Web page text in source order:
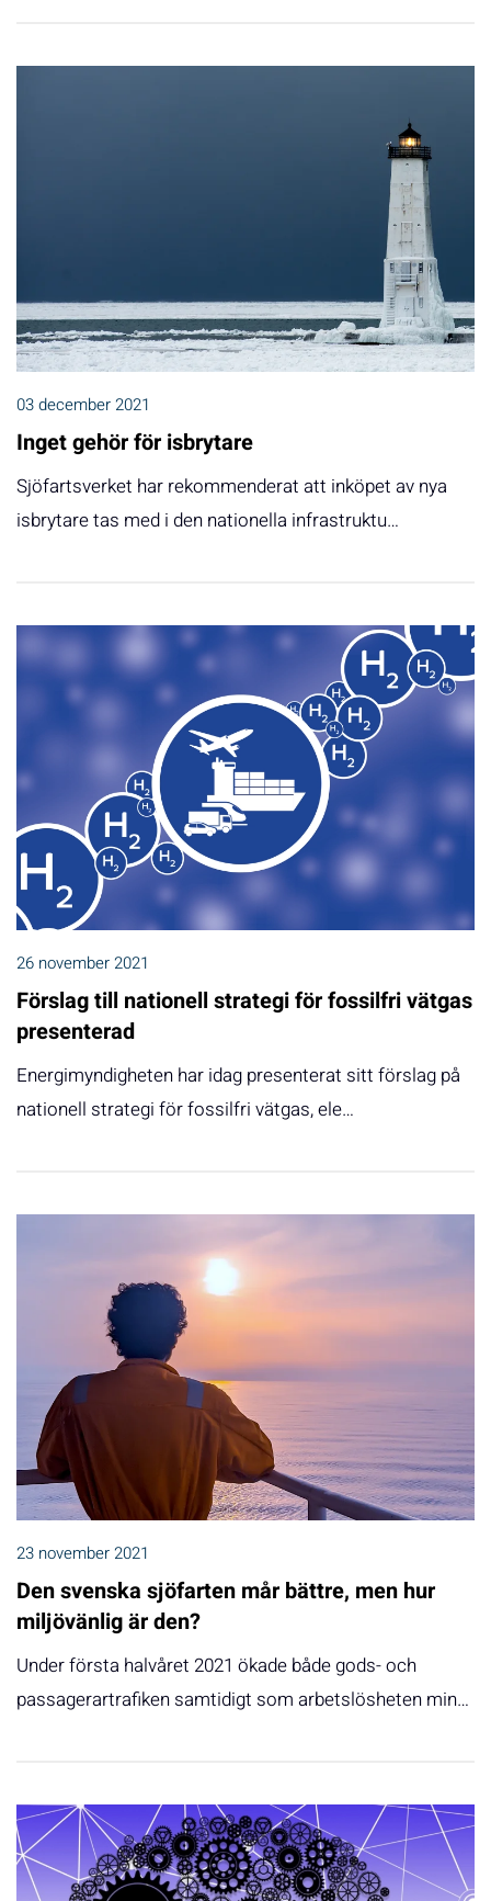
03 december 2021
Inget gehör för isbrytare
Sjöfartsverket har rekommenderat att inköpet av nya
isbrytare tas med i den nationella infrastruktu…
26 november 2021
Förslag till nationell strategi för fossilfri vätgas
presenterad
Energimyndigheten har idag presenterat sitt förslag på
nationell strategi för fossilfri vätgas, ele…
23 november 2021
Den svenska sjöfarten mår bättre, men hur
miljövänlig är den?
Under första halvåret 2021 ökade både gods- och
passagerartrafiken samtidigt som arbetslösheten min…